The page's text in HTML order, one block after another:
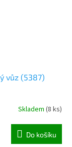
vůz (5387)
Skladem (8 ks)
Do košíku